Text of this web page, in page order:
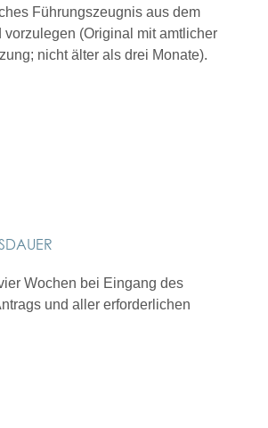
Führungszeugnis aus dem
vorzulegen (Original mit amtlicher
nicht älter als drei Monate).
Wochen bei Eingang des
und aller erforderlichen